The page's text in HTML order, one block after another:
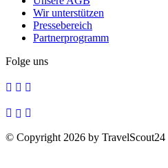
Wir unterstützen
Pressebereich
Partnerprogramm
Folge uns
© Copyright 2026 by TravelScout24